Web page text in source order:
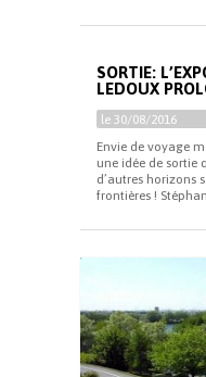
SORTIE:
LEDOUX
le 30/08/2016
Envie de voyage
une idée de sortie
d’autres horizons
frontières !